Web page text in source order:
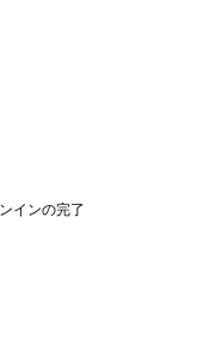
インの完了